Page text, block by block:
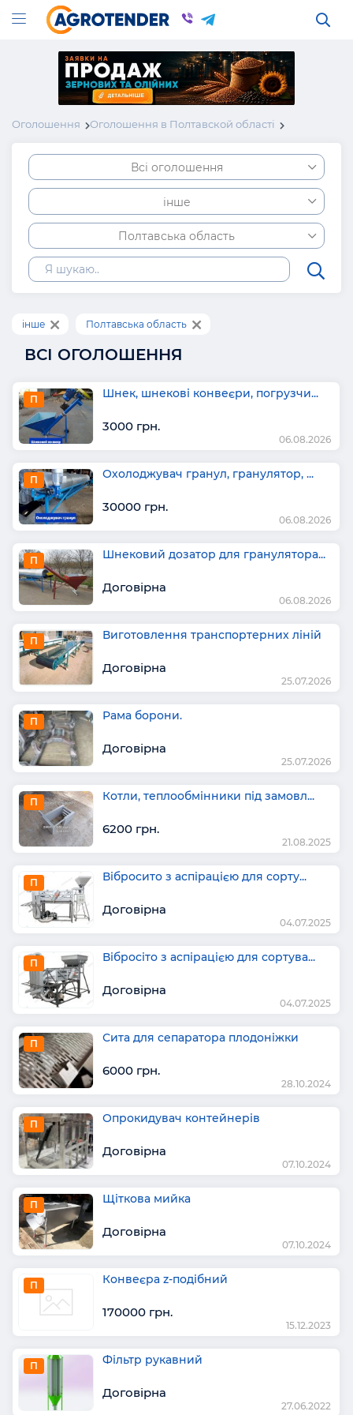
Оголошення Оголошення в Полтавской області
Всі оголошення
інше
Полтавська область
інше Полтавська область
ВСІ ОГОЛОШЕННЯ
П Шнек, шнекові конвеєри, погрузчи...
3000 грн.
06.08.2026
П Охолоджувач гранул, гранулятор, ...
30000 грн.
06.08.2026
П Шнековий дозатор для гранулятора...
Договірна
06.08.2026
П Виготовлення транспортерних ліній
Договірна
25.07.2026
П Рама борони.
Договірна
25.07.2026
П Котли, теплообмінники під замовл...
6200 грн.
21.08.2025
П Вібросито з аспірацією для сорту...
Договірна
04.07.2025
П Вібросіто з аспірацією для сортува...
Договірна
04.07.2025
П Сита для сепаратора плодоніжки
6000 грн.
28.10.2024
П Опрокидувач контейнерів
Договірна
07.10.2024
П Щіткова мийка
Договірна
07.10.2024
П Конвеєра z-подібний
170000 грн.
15.12.2023
П Фільтр рукавний
Договірна
27.06.2022